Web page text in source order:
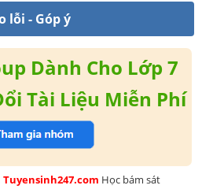
lỗi - Góp ý
Dành Cho Lớp 7
Tài Liệu Miễn Phí
Học bám sát